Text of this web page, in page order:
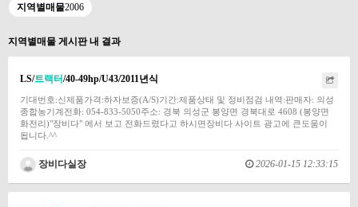
지역별매물2006
지역별매물 게시판 내 결과
LS/트랙터/40-49hp/U43/2011년식
기대번호:신제품가격:하자보증(A/S)기간:제품상태 및 정비점검 내역:판매자: 의성
종합농기계전화: 054-833-5050주소: 경북 의성군 봉양면 경북대로 4608 (봉양면
화전리)"장비다" 에서 보고 전화드렸다고 하시면장비다 사이트 광고에 큰도움이
됩니다.^^
장비다실장 2026-01-15 12:33:15